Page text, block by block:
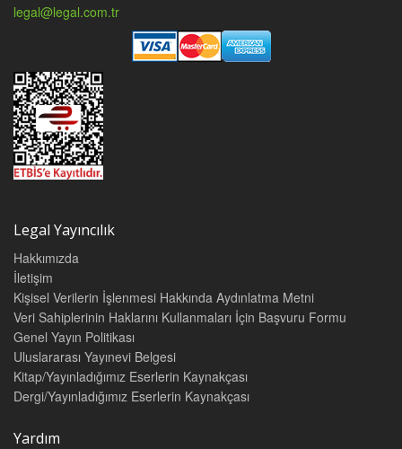
legal@legal.com.tr
Legal Yayıncılık
Hakkımızda
İletişim
Kişisel Verilerin İşlenmesi Hakkında Aydınlatma Metni
Veri Sahiplerinin Haklarını Kullanmaları İçin Başvuru Formu
Genel Yayın Politikası
Uluslararası Yayınevi Belgesi
Kitap/Yayınladığımız Eserlerin Kaynakçası
Dergi/Yayınladığımız Eserlerin Kaynakçası
Yardım